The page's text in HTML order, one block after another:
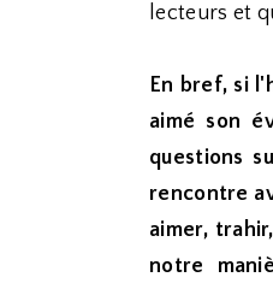
lecteurs et
En bref, si
aimé son
questions
rencontre
aimer,
notre